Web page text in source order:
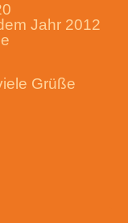
Jahr 2012
Grüße